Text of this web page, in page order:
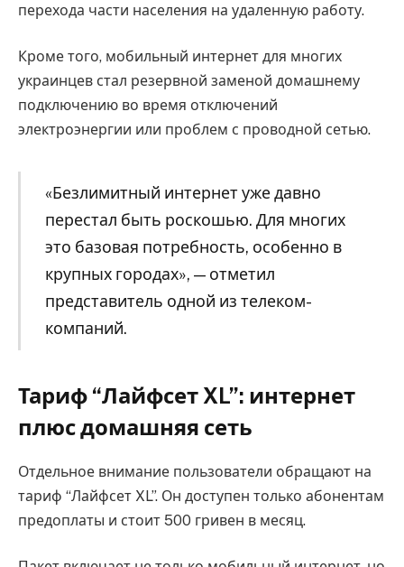
перехода части населения на удаленную работу.
Кроме того, мобильный интернет для многих
украинцев стал резервной заменой домашнему
подключению во время отключений
электроэнергии или проблем с проводной сетью.
«Безлимитный интернет уже давно
перестал быть роскошью. Для многих
это базовая потребность, особенно в
крупных городах», — отметил
представитель одной из телеком-
компаний.
Тариф “Лайфсет XL”: интернет
плюс домашняя сеть
Отдельное внимание пользователи обращают на
тариф “Лайфсет XL”. Он доступен только абонентам
предоплаты и стоит 500 гривен в месяц.